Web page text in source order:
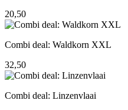
20,50
Combi deal: Waldkorn XXL
32,50
Combi deal: Linzenvlaai